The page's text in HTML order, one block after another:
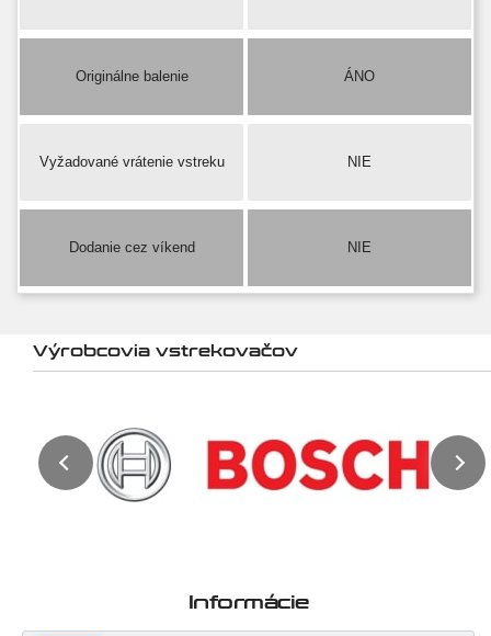
Originálne balenie ÁNO
Vyžadované vrátenie vstreku NIE
Dodanie cez víkend NIE
Výrobcovia vstrekovačov
Informácie